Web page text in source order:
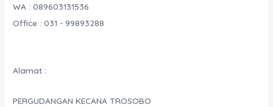
WA : 089603131536
Office : 031 - 99893288
Alamat :
PERGUDANGAN KECANA TROSOBO